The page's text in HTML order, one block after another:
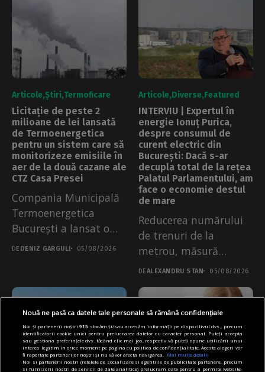
Articole Știri Termoficare
Licitație de peste 2
milioane de lei lansată
de Termoenergetica
pentru un sistem care să
monitorizeze emisiile în
aer de la două cazane ale
CTZ Casa Presei
Compania Municipală
Termoenergetica
București a lansat o
licitație publică pentru
DE DENIZ GARGULI 05/08/2026
Articole Diverse Featured
INTERVIU | Expertul în
energie Ionuț Purica,
despre consumul de
curent electric din
București: Dacă s-ar
decupla total de la rețea
Palatul Parlamentului, am
face o economie destul
de mare
Reducerea numărului
de trenuri de la
metrou, măsură
vehiculată recent în
DEALEXANDRU STAN 05/08/2026
Nouă ne pasă ca datele tale personale să rămână confidențiale
Noi și partenerii noștri915 stocăm și/sau accesăm informații pe dispozitivul dvs., precum
identificatorii cookie unici pentru prelucrarea datelor cu caracter personal. Puteți accepta
sau gestiona preferințele dvs. făcând clic mai jos, respectiv vă puteți opune utilizării unui
interes legitim în orice moment pe pagina cu politica de confidențialitate. Aceste alegeri vor
fi raportate partenerilor noștri și nu vă vor afecta navigarea.
Mai multe detalii
Noi si partenerii nostri (retelele de socializare si agentiile de publicitate partenere, precum
si furnizorii nostri de servicii de date analitice) prelucram date pentru a permite website-